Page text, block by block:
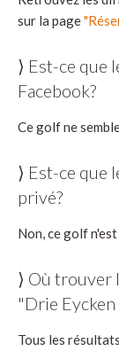
sur la page
⟩ Est-ce que
Facebook?
Ce golf ne
⟩ Est-ce que
privé?
Non, ce golf
⟩ Où trouver
"Drie
Tous les